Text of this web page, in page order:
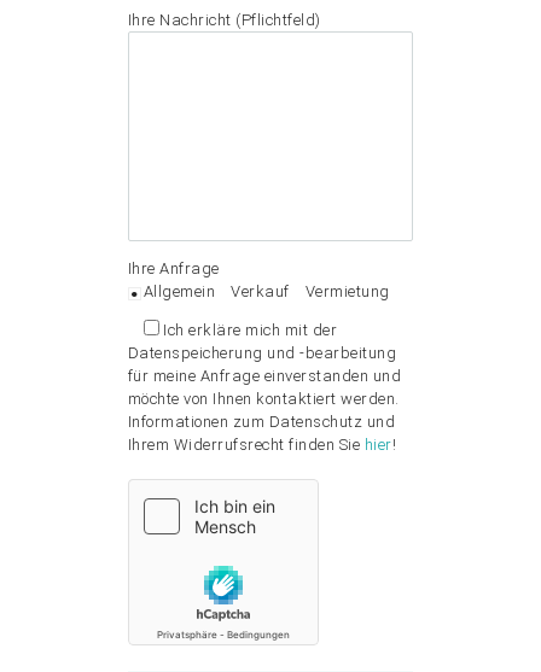
Ihre Nachricht (Pflichtfeld)
Ihre Anfrage
Allgemein
Verkauf Vermietung
Ich erkläre mich mit der
Datenspeicherung und -bearbeitung
für meine Anfrage einverstanden und
möchte von Ihnen kontaktiert werden.
Informationen zum Datenschutz und
Ihrem Widerrufsrecht finden Sie hier!